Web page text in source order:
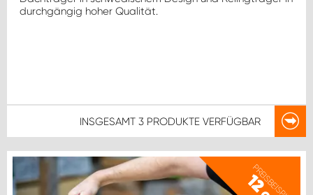
durchgängig hoher Qualität.
INSGESAMT 3 PRODUKTE VERFÜGBAR
PREISBEISPIEL
12